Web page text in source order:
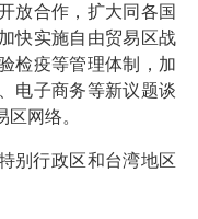
放合作，扩大同各国
快实施自由贸易区战
检疫等管理体制，加
电子商务等新议题谈
网络。
别行政区和台湾地区